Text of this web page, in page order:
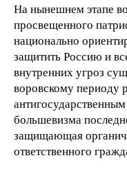
На нынешнем этапе
просвещенного
национально
защитить Россию и
внутренних угроз
воровскому периоду
большевизма
защищающая
ответственного